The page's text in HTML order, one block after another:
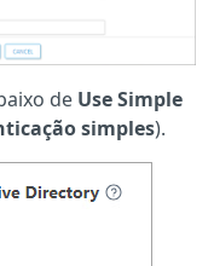
de Use Simple
simples).